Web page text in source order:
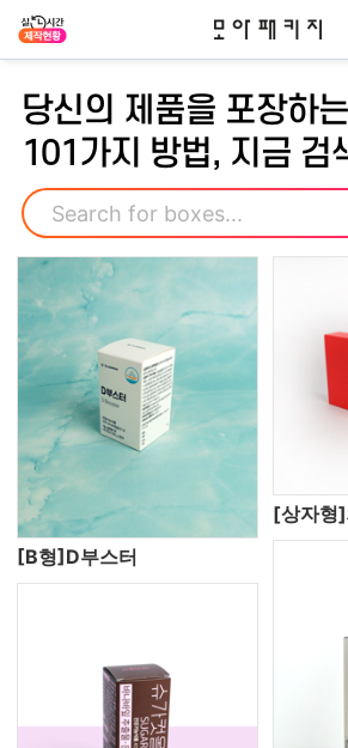
모아패키
당신의 제품을 포장하는
101가지 방법, 지금 검
[B형]D부스터
[상자형